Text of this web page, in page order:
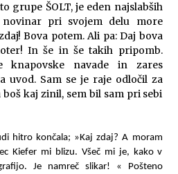
ogrevanje in njegova varnost
ago
vedeti o ileostomi?
ago
pomaga dober psihoterapevt?
ago
grupe ŠOLT, je eden najslabših
pri svojem delu more
Bova potem. Ali pa: Daj bova
In še in še takih pripomb.
knapovske navade in zares
uvod. Sam se je raje odločil za
kaj zinil, sem bil sam pri sebi
hitro končala; »Kaj zdaj? A moram
Kiefer mi blizu. Všeč mi je, kako v
Je namreč slikar! « Pošteno